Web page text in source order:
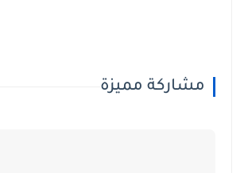
مشاركة مميزة